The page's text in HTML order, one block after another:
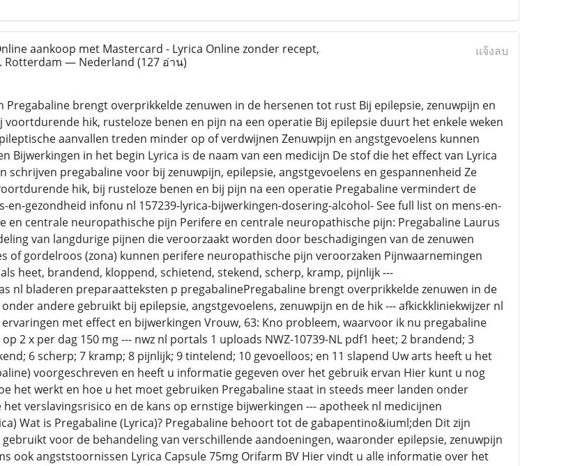
aankoop met Mastercard - Lyrica Online zonder recept,
Rotterdam — Nederland (127 อ่าน)
แจ้งลบ
Pregabaline brengt overprikkelde zenuwen in de hersenen tot rust Bij epilepsie, zenuwpijn en
voortdurende hik, rusteloze benen en pijn na een operatie Bij epilepsie duurt het enkele weken
aanvallen treden minder op of verdwijnen Zenuwpijn en angstgevoelens kunnen
Bijwerkingen in het begin Lyrica is de naam van een medicijn De stof die het effect van Lyrica
schrijven pregabaline voor bij zenuwpijn, epilepsie, angstgevoelens en gespannenheid Ze
hik, bij rusteloze benen en bij pijn na een operatie Pregabaline vermindert de
en-gezondheid infonu nl 157239-lyrica-bijwerkingen-dosering-alcohol- See full list on mens-en-
en centrale neuropathische pijn Perifere en centrale neuropathische pijn: Pregabaline Laurus
van langdurige pijnen die veroorzaakt worden door beschadigingen van de zenuwen
of gordelroos (zona) kunnen perifere neuropathische pijn veroorzaken Pijnwaarnemingen
heet, brandend, kloppend, schietend, stekend, scherp, kramp, pijnlijk ---
nl bladeren preparaatteksten p pregabalinePregabaline brengt overprikkelde zenuwen in de
andere gebruikt bij epilepsie, angstgevoelens, zenuwpijn en de hik --- afkickkliniekwijzer nl
met effect en bijwerkingen Vrouw, 63: Kno probleem, waarvoor ik nu pregabaline
2 x per dag 150 mg --- nwz nl portals 1 uploads NWZ-10739-NL pdf1 heet; 2 brandend; 3
6 scherp; 7 kramp; 8 pijnlijk; 9 tintelend; 10 gevoelloos; en 11 slapend Uw arts heeft u het
voorgeschreven en heeft u informatie gegeven over het gebruik ervan Hier kunt u nog
het werkt en hoe u het moet gebruiken Pregabaline staat in steeds meer landen onder
verslavingsrisico en de kans op ernstige bijwerkingen --- apotheek nl medicijnen
Wat is Pregabaline (Lyrica)? Pregabaline behoort tot de gabapentino&iuml;den Dit zijn
voor de behandeling van verschillende aandoeningen, waaronder epilepsie, zenuwpijn
ook angststoornissen Lyrica Capsule 75mg Orifarm BV Hier vindt u alle informatie over het